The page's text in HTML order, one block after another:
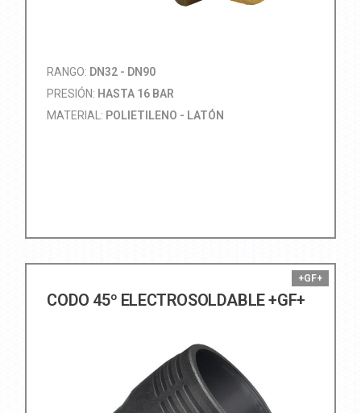
RANGO: DN32 - DN90
PRESIÓN: HASTA 16 BAR
MATERIAL: POLIETILENO - LATÓN
CODO 45º ELECTROSOLDABLE +GF+
+GF+